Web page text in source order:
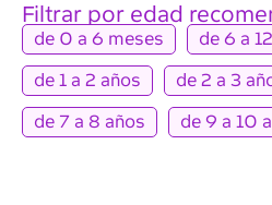
Filtrar por edad
de 0 a 6 meses
de 6 a
de 1 a 2 años
de 2 a 3
de 7 a 8 años
de 9 a 10